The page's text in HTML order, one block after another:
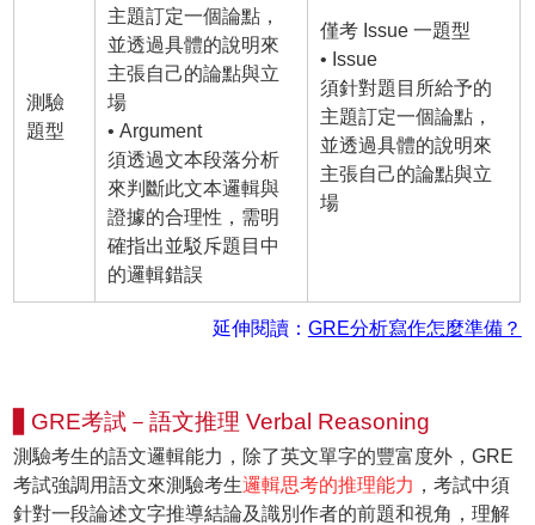
測驗
題型
主題訂定一個論點，
並透過具體的說明來
主張自己的論點與立
場
• Argument
須透過文本段落分析
來判斷此文本邏輯與
證據的合理性，需明
確指出並駁斥題目中
的邏輯錯誤
僅考 Issue 一題型
• Issue
須針對題目所給予的
主題訂定一個論點，
並透過具體的說明來
主張自己的論點與立
場
延伸閱讀： GRE分析寫作怎麼準備？
▋GRE考試－語文推理 Verbal Reasoning
測驗考生的語文邏輯能力，除了英文單字的豐富度外，GRE
考試強調用語文來測驗考生邏輯思考的推理能力 ，考試中須
針對一段論述文字推導結論及識別作者的前題和視角，理解